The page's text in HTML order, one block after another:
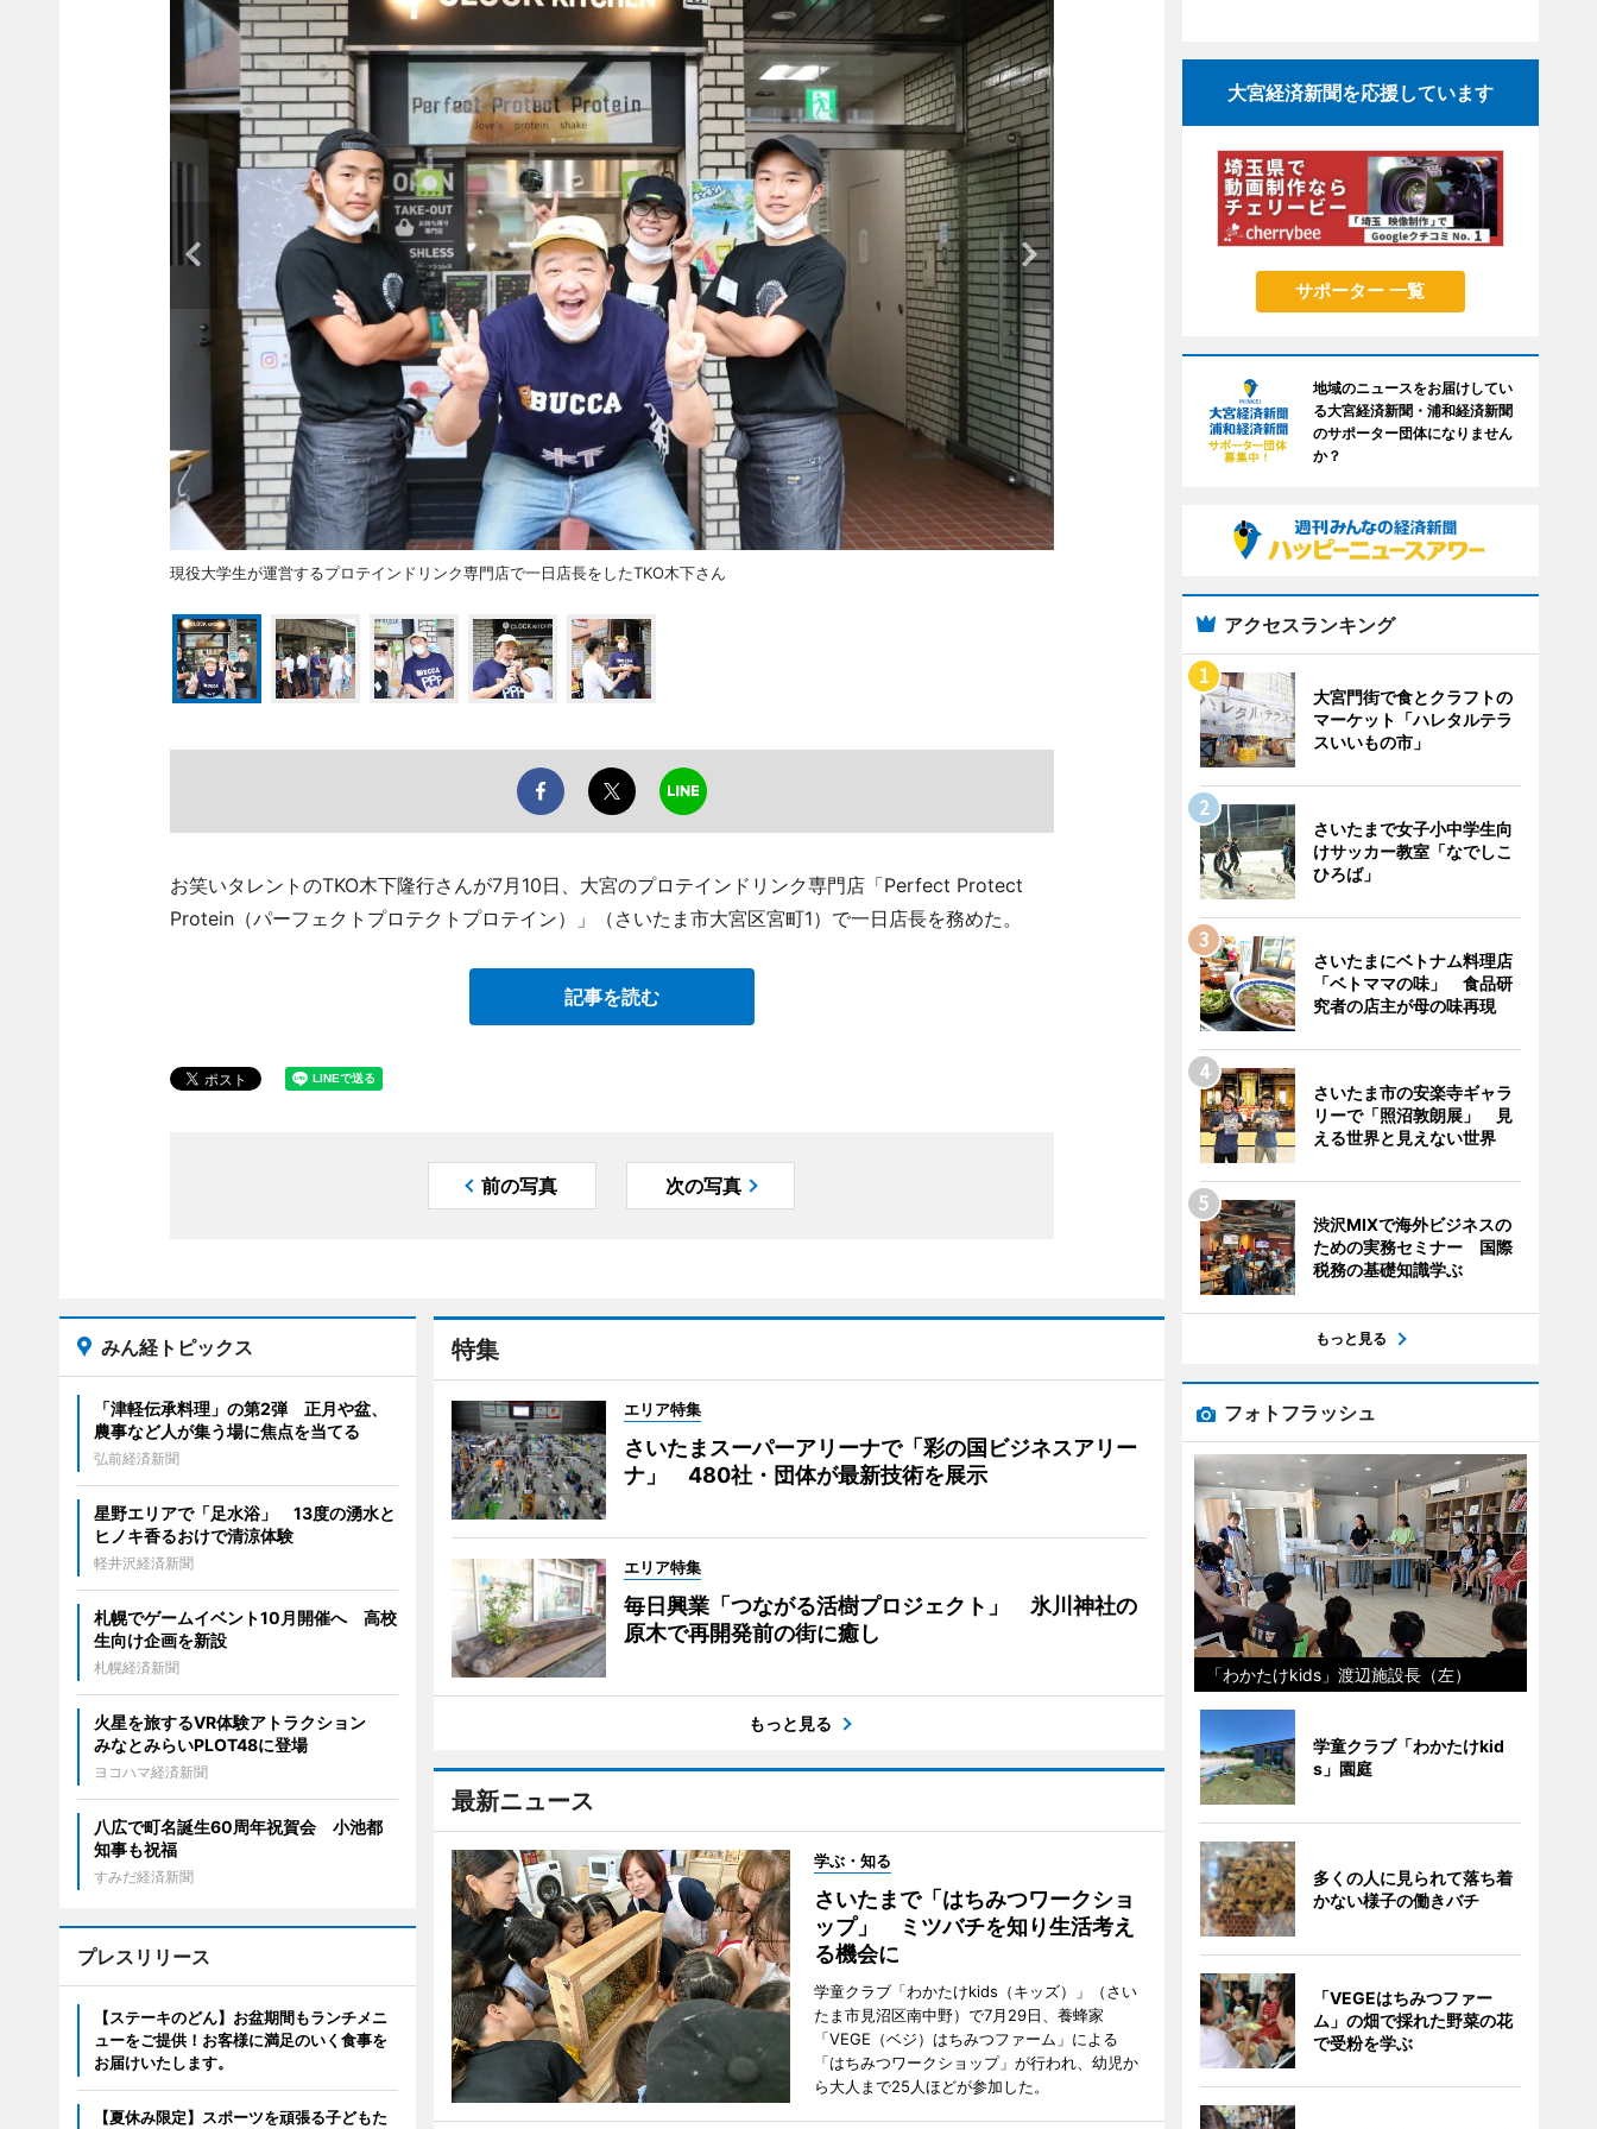
現役大学生が運営するプロテインドリンク専門店で一日店長をしたTKO木下さん
お笑いタレントのTKO木下隆行さんが7月10日、大宮のプロテインドリンク専門店「Perfect Protect
Protein（パーフェクトプロテクトプロテイン）」（さいたま市大宮区宮町1）で一日店長を務めた。
記事を読む
前の写真 次の写真
特集
エリア特集
さいたまスーパーアリーナで「彩の国ビジネスアリー
ナ」 480社・団体が最新技術を展示
エリア特集
毎日興業「つながる活樹プロジェクト」 氷川神社の
原木で再開発前の街に癒し
もっと見る
最新ニュース
学ぶ・知る
さいたまで「はちみつワークショ
ップ」 ミツバチを知り生活考え
る機会に
学童クラブ「わかたけkids（キッズ）」（さい
たま市見沼区南中野）で7月29日、養蜂家
「VEGE（ベジ）はちみつファーム」による
「はちみつワークショップ」が行われ、幼児か
ら大人まで25人ほどが参加した。
みん経トピックス
「津軽伝承料理」の第2弾 正月や盆、
農事など人が集う場に焦点を当てる
弘前経済新聞
星野エリアで「足水浴」 13度の湧水と
ヒノキ香るおけで清涼体験
軽井沢経済新聞
札幌でゲームイベント10月開催へ 高校
生向け企画を新設
札幌経済新聞
火星を旅するVR体験アトラクション
みなとみらいPLOT48に登場
ヨコハマ経済新聞
八広で町名誕生60周年祝賀会 小池都
知事も祝福
すみだ経済新聞
プレスリリース
【ステーキのどん】お盆期間もランチメニ
ューをご提供！お客様に満足のいく食事を
お届けいたします。
【夏休み限定】スポーツを頑張る子どもた
大宮経済新聞を応援しています
サポーター 一覧
地域のニュースをお届けしてい
る大宮経済新聞・浦和経済新聞
のサポーター団体になりません
か？
アクセスランキング
大宮門街で食とクラフトの
マーケット「ハレタルテラ
スいいもの市」
さいたまで女子小中学生向
けサッカー教室「なでしこ
ひろば」
さいたまにベトナム料理店
「ベトママの味」 食品研
究者の店主が母の味再現
さいたま市の安楽寺ギャラ
リーで「照沼敦朗展」 見
える世界と見えない世界
渋沢MIXで海外ビジネスの
ための実務セミナー 国際
税務の基礎知識学ぶ
もっと見る
フォトフラッシュ
「わかたけkids」渡辺施設長（左）
学童クラブ「わかたけkid
s」園庭
多くの人に見られて落ち着
かない様子の働きバチ
「VEGEはちみつファー
ム」の畑で採れた野菜の花
で受粉を学ぶ